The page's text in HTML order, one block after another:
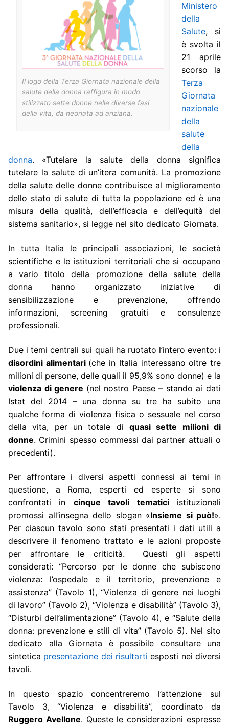
Il logo della Terza Giornata nazionale della
salute della donna raffigura in modo
stilizzato sette donne nelle diverse fasi
della vita, da neonata ad anziana.
Ministero
della
Salute, si
è svolta il
21 aprile
scorso la
Terza
Giornata
nazionale
della
salute
della
donna. «Tutelare la salute della donna significa
tutelare la salute di un’itera comunità. La promozione
della salute delle donne contribuisce al miglioramento
dello stato di salute di tutta la popolazione ed è una
misura della qualità, dell’efficacia e dell’equità del
sistema sanitario», si legge nel sito dedicato Giornata.
In tutta Italia le principali associazioni, le società
scientifiche e le istituzioni territoriali che si occupano
a vario titolo della promozione della salute della
donna hanno organizzato iniziative di
sensibilizzazione e prevenzione, offrendo
informazioni, screening gratuiti e consulenze
professionali.
Due i temi centrali sui quali ha ruotato l’intero evento: i
disordini alimentari (che in Italia interessano oltre tre
milioni di persone, delle quali il 95,9% sono donne) e la
violenza di genere (nel nostro Paese – stando ai dati
Istat del 2014 – una donna su tre ha subito una
qualche forma di violenza fisica o sessuale nel corso
della vita, per un totale di quasi sette milioni di
donne. Crimini spesso commessi dai partner attuali o
precedenti).
Per affrontare i diversi aspetti connessi ai temi in
questione, a Roma, esperti ed esperte si sono
confrontati in cinque tavoli tematiciistituzionali
promossi all’insegna dello slogan «Insieme si può!».
Per ciascun tavolo sono stati presentati i dati utili a
descrivere il fenomeno trattato e le azioni proposte
per affrontare le criticità. Questi gli aspetti
considerati: “Percorso per le donne che subiscono
violenza: l’ospedale e il territorio, prevenzione e
assistenza” (Tavolo 1), “Violenza di genere nei luoghi
di lavoro” (Tavolo 2), “Violenza e disabilità” (Tavolo 3),
“Disturbi dell’alimentazione” (Tavolo 4), e “Salute della
donna: prevenzione e stili di vita” (Tavolo 5). Nel sito
dedicato alla Giornata è possibile consultare una
sintetica presentazione dei risultarti esposti nei diversi
tavoli.
In questo spazio concentreremo l’attenzione sul
Tavolo 3, “Violenza e disabilità”, coordinato da
Ruggero Avellone. Queste le considerazioni espresse